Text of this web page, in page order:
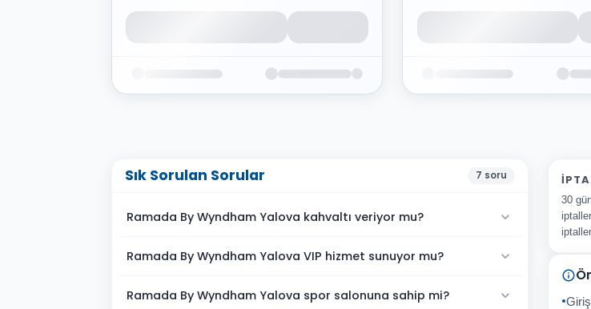
Sık Sorulan Sorular 7 soru
Ramada By Wyndham Yalova kahvaltı veriyor mu?
Ramada By Wyndham Yalova VIP hizmet sunuyor mu?
Ramada By Wyndham Yalova spor salonuna sahip mi?
30